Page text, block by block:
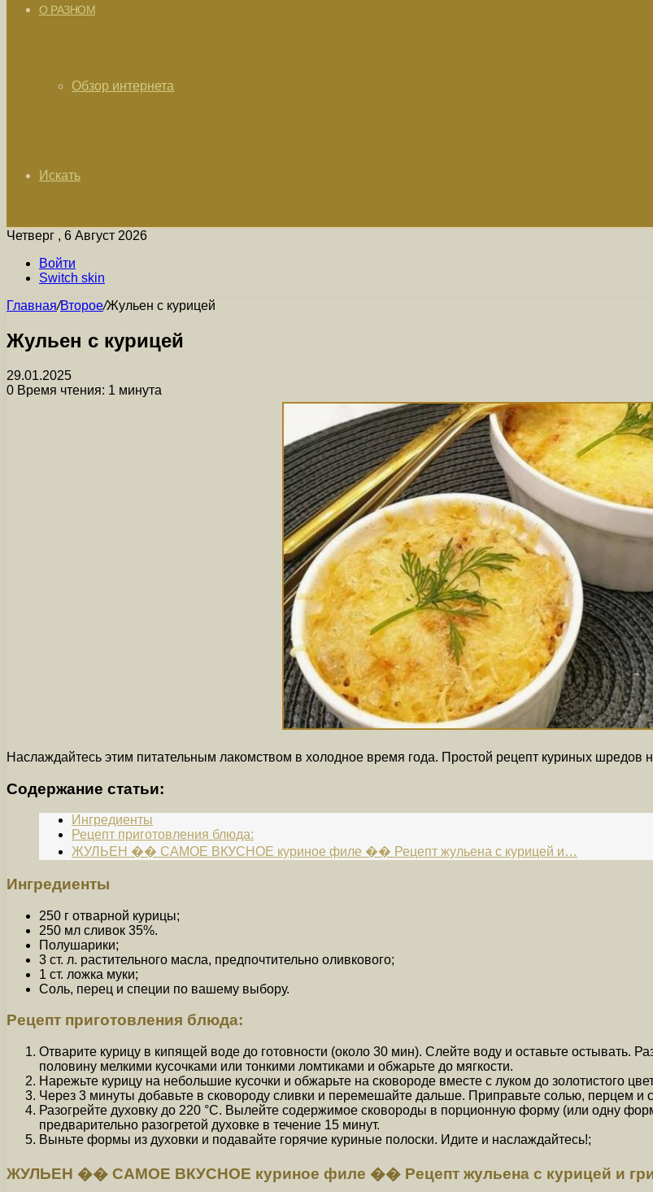
О РАЗНОМ
Обзор интернета
Искать
Четверг , 6 Август 2026
Войти
Switch skin
Главная/Второе/Жульен с курицей
Жульен с курицей
29.01.2025
0 Время чтения: 1 минута
Наслаждайтесь этим питательным лакомством в холодное время года. Простой рецепт куриных шредов
Содержание статьи:
Ингредиенты
Рецепт приготовления блюда:
ЖУЛЬЕН �� САМОЕ ВКУСНОЕ куриное филе �� Рецепт жульена с курицей и…
Ингредиенты
250 г отварной курицы;
250 мл сливок 35%.
Полушарики;
3 ст. л. растительного масла, предпочтительно оливкового;
1 ст. ложка муки;
Соль, перец и специи по вашему выбору.
Рецепт приготовления блюда:
Отварите курицу в кипящей воде до готовности (около 30 мин). Слейте воду и оставьте остывать.
половину мелкими кусочками или тонкими ломтиками и обжарьте до мягкости.
Нарежьте курицу на небольшие кусочки и обжарьте на сковороде вместе с луком до золотистого
Через 3 минуты добавьте в сковороду сливки и перемешайте дальше. Приправьте солью, перцем и
Разогрейте духовку до 220 °C. Вылейте содержимое сковороды в порционную форму (или одну
предварительно разогретой духовке в течение 15 минут.
Выньте формы из духовки и подавайте горячие куриные полоски. Идите и наслаждайтесь!;
ЖУЛЬЕН �� САМОЕ ВКУСНОЕ куриное филе �� Рецепт жульена с курицей и